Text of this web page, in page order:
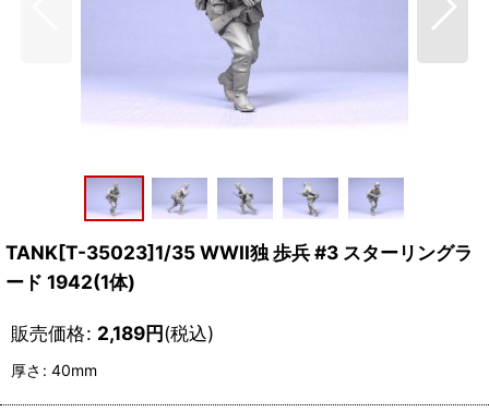
TANK[T-35023]1/35 WWII独 歩兵 #3 スターリングラ
ード 1942(1体)
販売価格: 2,189円(税込)
厚さ : 40mm